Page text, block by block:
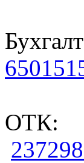
ОТК: